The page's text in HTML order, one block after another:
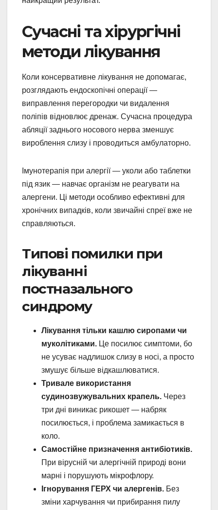
Сучасні та хірургічні
методи лікування
Коли консервативне лікування не допомагає,
розглядають ендоскопічні операції —
виправлення перегородки чи видалення
поліпів відновлює дренаж. Сучасна процедура
абляції заднього носового нерва зменшує
вироблення слизу і проводиться амбулаторно.
Імунотерапія при алергії — уколи або таблетки
під язик — навчає організм не реагувати на
алергени. Ці методи особливо ефективні для
хронічних випадків, коли звичайні спреї вже не
справляються.
Типові помилки при
лікуванні
постназального
синдрому
Лікування тільки кашлю сиропами чи
муколітиками. Це посилює симптоми, бо
не усуває надлишок слизу в носі, а просто
змушує більше відкашлюватися.
Тривале використання
судинозвужувальних крапель. Через
три дні виникає рикошет — набряк
посилюється, і проблема замикається в
коло.
Самостійне призначення антибіотиків.
При вірусній чи алергічній природі вони
марні і порушують мікрофлору.
Ігнорування ГЕРХ чи алергенів. Без
зміни харчування чи прибирання пилу